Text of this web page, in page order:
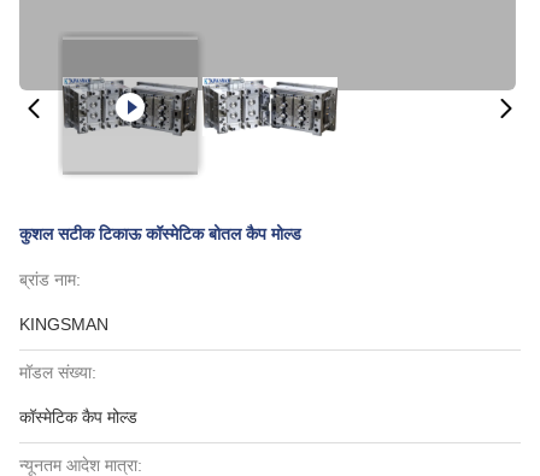
कुशल सटीक टिकाऊ कॉस्मेटिक बोतल कैप मोल्ड
ब्रांड नाम:
KINGSMAN
मॉडल संख्या:
कॉस्मेटिक कैप मोल्ड
न्यूनतम आदेश मात्रा: